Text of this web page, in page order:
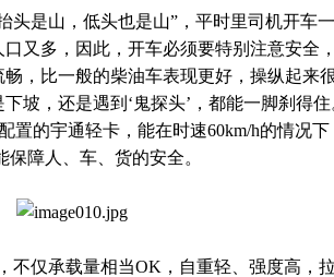
头是山，低头也是山”，平时里司机开车
又多，因此，开车必须要特别注意安全
，比一般的柴油车表现更好，操纵起来很
坡，还是遇到‘鬼探头’，都能一脚刹得住
置的宇通轻卡，能在时速60km/h的情况下
障人、车、货的安全。
不仅承载量相当OK，自重轻、强度高，